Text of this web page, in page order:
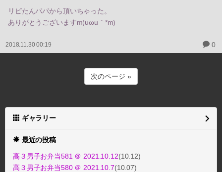
リピたんパパから頂いちゃった。
ありがとうございますm(uωu｀*m)
2018.11.30 00:19 0
次のページ »
ギャラリー
最近の投稿
高３男子お弁当581 ＠ 2021.10.12(10.12)
高３男子お弁当580 ＠ 2021.10.7(10.07)